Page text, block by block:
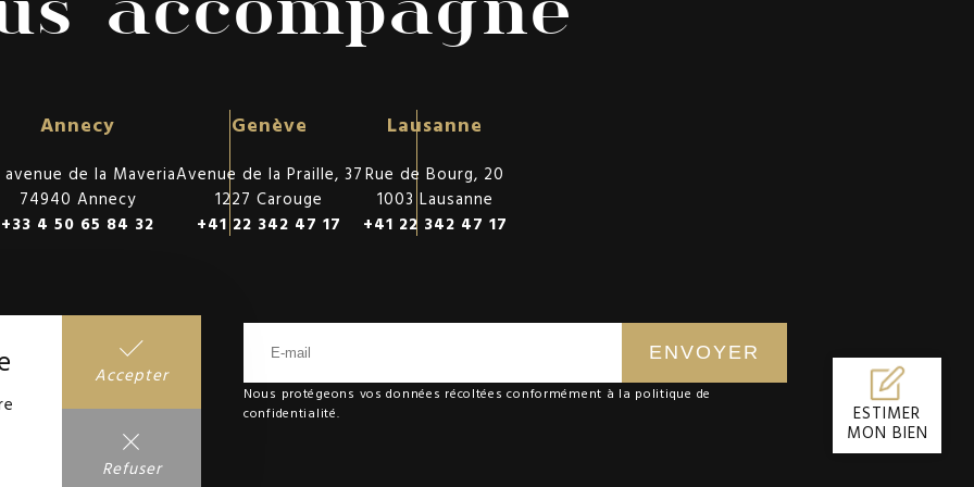
ESTIMER
MON BIEN
Annecy
avenue de la Maveria
74940 Annecy
+33 4 50 65 84 32
Genève
Avenue de la Praille, 37
1227 Carouge
+41 22 342 47 17
Lausanne
Rue de Bourg, 20
1003 Lausanne
+41 22 342 47 17
mensuelle
nos exclusivités ENVOYER
Nous protégeons vos données récoltées conformément à la politique de
confidentialité.
Accepter
Refuser